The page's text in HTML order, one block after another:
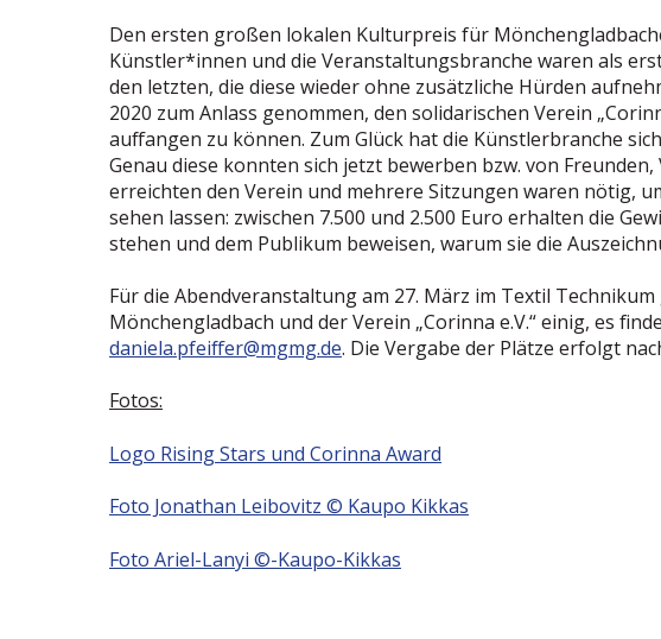
Den ersten großen lokalen Kulturpreis für
Künstler*innen und die Veranstaltungsbranche waren als
den letzten, die diese wieder ohne zusätzliche Hürden
2020 zum Anlass genommen, den solidarischen Verein
auffangen zu können. Zum Glück hat die Künstlerbranche
Genau diese konnten sich jetzt bewerben bzw. von
erreichten den Verein und mehrere Sitzungen waren nötig,
sehen lassen: zwischen 7.500 und 2.500 Euro erhalten die
stehen und dem Publikum beweisen, warum sie die
Für die Abendveranstaltung am 27. März im Textil
Mönchengladbach und der Verein „Corinna e.V.“ einig, es
daniela.pfeiffer@mgmg.de. Die Vergabe der Plätze erfolgt
Fotos:
Logo Rising Stars und Corinna Award
Foto Jonathan Leibovitz © Kaupo Kikkas
Foto Ariel-Lanyi ©-Kaupo-Kikkas